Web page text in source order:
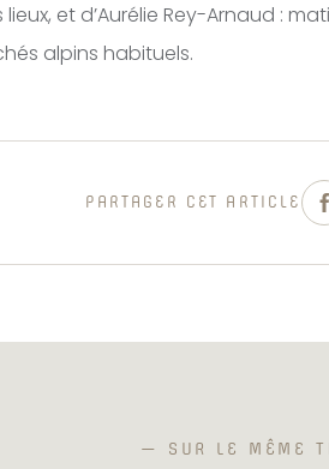
et d’Aurélie Rey-Arnaud :
alpins habituels.
PARTAGER CET ARTICLE
— SUR LE MÊME